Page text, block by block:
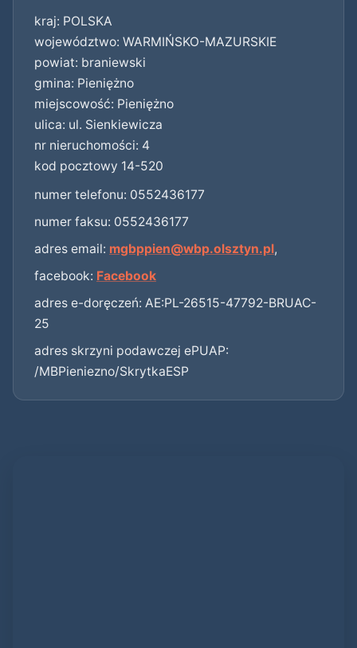
kraj: POLSKA
województwo: WARMIŃSKO-MAZURSKIE
powiat: braniewski
gmina: Pieniężno
miejscowość: Pieniężno
ulica: ul. Sienkiewicza
nr nieruchomości: 4
kod pocztowy 14-520
numer telefonu: 0552436177
numer faksu: 0552436177
adres email: mgbppien@wbp.olsztyn.pl,
facebook: Facebook
adres e-doręczeń: AE:PL-26515-47792-BRUAC-
25
adres skrzyni podawczej ePUAP:
/MBPieniezno/SkrytkaESP